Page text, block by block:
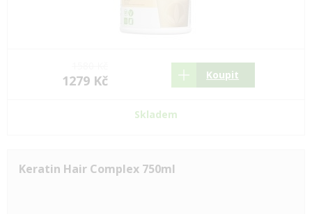
1279 Kč Koupit
Skladem
Keratin Hair Complex 750ml